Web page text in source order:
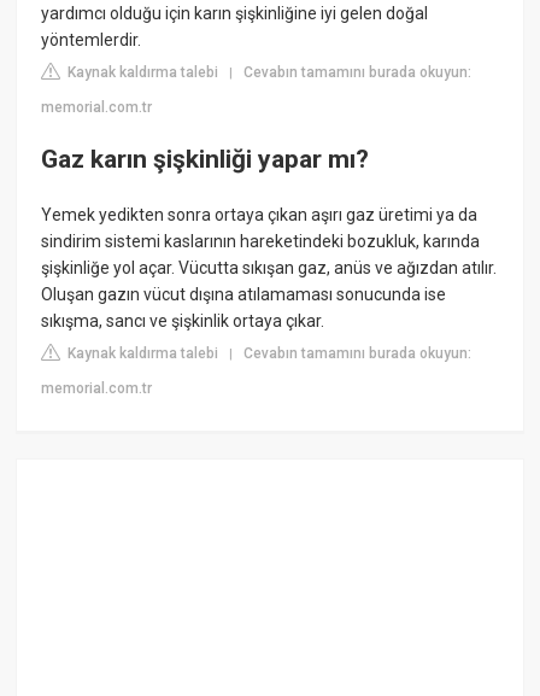
yardımcı olduğu için karın şişkinliğine iyi gelen doğal
yöntemlerdir.
Kaynak kaldırma talebi |Cevabın tamamını burada okuyun:
memorial.com.tr
Gaz karın şişkinliği yapar mı?
Yemek yedikten sonra ortaya çıkan aşırı gaz üretimi ya da
sindirim sistemi kaslarının hareketindeki bozukluk, karında
şişkinliğe yol açar. Vücutta sıkışan gaz, anüs ve ağızdan atılır.
Oluşan gazın vücut dışına atılamaması sonucunda ise
sıkışma, sancı ve şişkinlik ortaya çıkar.
Kaynak kaldırma talebi |Cevabın tamamını burada okuyun:
memorial.com.tr